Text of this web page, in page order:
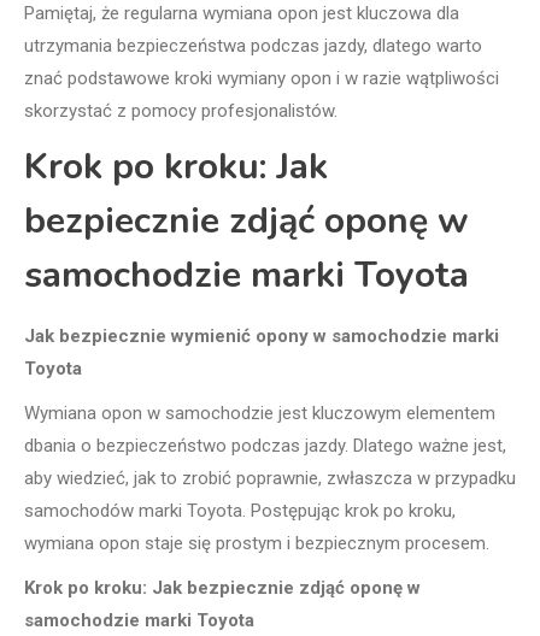
Pamiętaj, że regularna wymiana opon jest kluczowa dla
utrzymania bezpieczeństwa podczas jazdy, dlatego warto
znać podstawowe kroki wymiany opon i w razie wątpliwości
skorzystać z pomocy profesjonalistów.
Krok po kroku: Jak
bezpiecznie zdjąć oponę w
samochodzie marki Toyota
Jak bezpiecznie wymienić opony w samochodzie marki
Toyota
Wymiana opon w samochodzie jest kluczowym elementem
dbania o bezpieczeństwo podczas jazdy. Dlatego ważne jest,
aby wiedzieć, jak to zrobić poprawnie, zwłaszcza w przypadku
samochodów marki Toyota. Postępując krok po kroku,
wymiana opon staje się prostym i bezpiecznym procesem.
Krok po kroku: Jak bezpiecznie zdjąć oponę w
samochodzie marki Toyota